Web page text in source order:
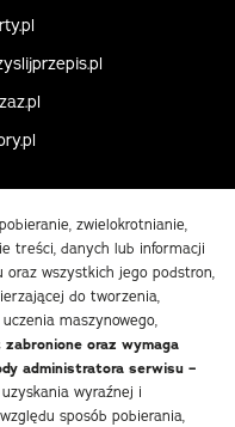
zwielokrotnianie,
treści, danych lub informacji
wszystkich jego podstron,
do tworzenia,
maszynowego,
zabronione oraz wymaga
administratora serwisu –
wyraźnej i
sposób pobierania,